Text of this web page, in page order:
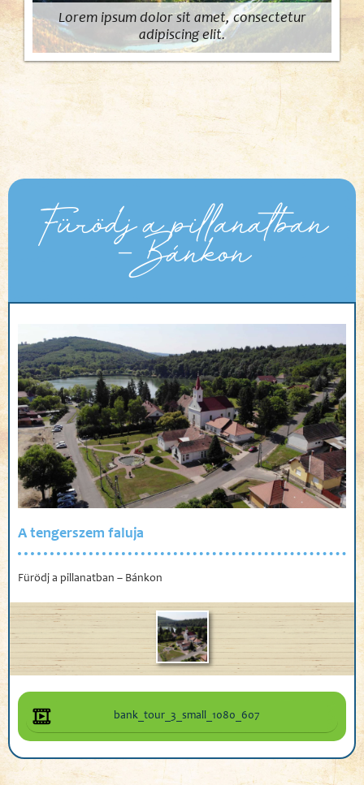
Lorem ipsum dolor sit amet, consectetur
adipiscing elit.
Fürödj a pillanatban
- Bánkon
A tengerszem faluja
Fürödj a pillanatban – Bánkon
bank_tour_3_small_1080_607